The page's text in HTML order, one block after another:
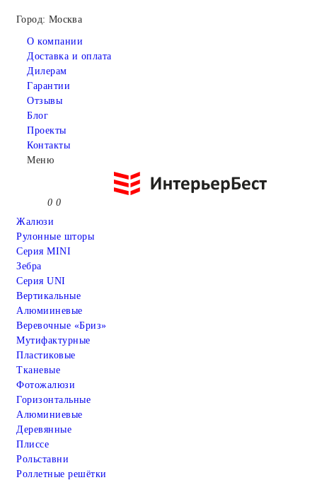
Город: Москва
О компании
Доставка и оплата
Дилерам
Гарантии
Отзывы
Блог
Проекты
Контакты
Меню
0 0
Жалюзи
Рулонные шторы
Серия MINI
Зебра
Серия UNI
Вертикальные
Алюмииневые
Веревочные «Бриз»
Мутифактурные
Пластиковые
Тканевые
Фотожалюзи
Горизонтальные
Алюминиевые
Деревянные
Плиссе
Рольставни
Роллетные решётки